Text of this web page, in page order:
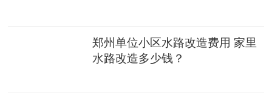
郑州单位小区水路改造费用 家里
水路改造多少钱？